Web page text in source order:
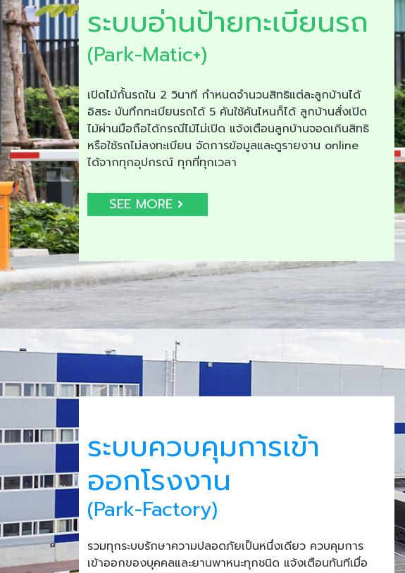
ระบบอ่านป้ายทะเบียนรถ
(Park-Matic+)
เปิดไม้กั้นรถใน 2 วินาที กำหนดจำนวนสิทธิแต่ละลูกบ้านได้
อิสระ บันทึกทะเบียนรถได้ 5 คันใช้คันไหนก็ได้ ลูกบ้านสั่งเปิด
ไม้ผ่านมือถือได้กรณีไม้ไม่เปิด แจ้งเตือนลูกบ้านจอดเกินสิทธิ
หรือใช้รถไม่ลงทะเบียน จัดการข้อมูลและดูรายงาน online
ได้จากทุกอุปกรณ์ ทุกที่ทุกเวลา
SEE MORE
ระบบควบคุมการเข้า
ออกโรงงาน
(Park-Factory)
รวมทุกระบบรักษาความปลอดภัยเป็นหนึ่งเดียว ควบคุมการ
เข้าออกของบุคคลและยานพาหนะทุกชนิด แจ้งเตือนทันทีเมื่อ